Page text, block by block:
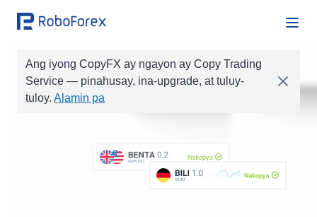
Ang iyong CopyFX ay ngayon ay Copy Trading
Service — pinahusay, ina-upgrade, at tuluy-
tuloy. Alamin pa
EURUSD
Nakopya
BENTA 0.2
GBPUSD
Nakopya
BENTA 0.1
BILI 1.0
DE40
Nakopya
BILI1